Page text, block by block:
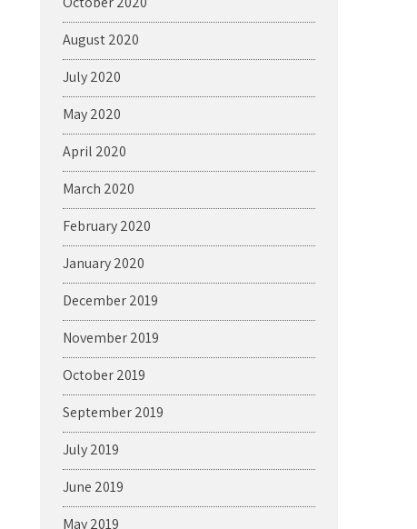
August 2020
July 2020
May 2020
April 2020
March 2020
February 2020
January 2020
December 2019
November 2019
October 2019
September 2019
July 2019
June 2019
May 2019